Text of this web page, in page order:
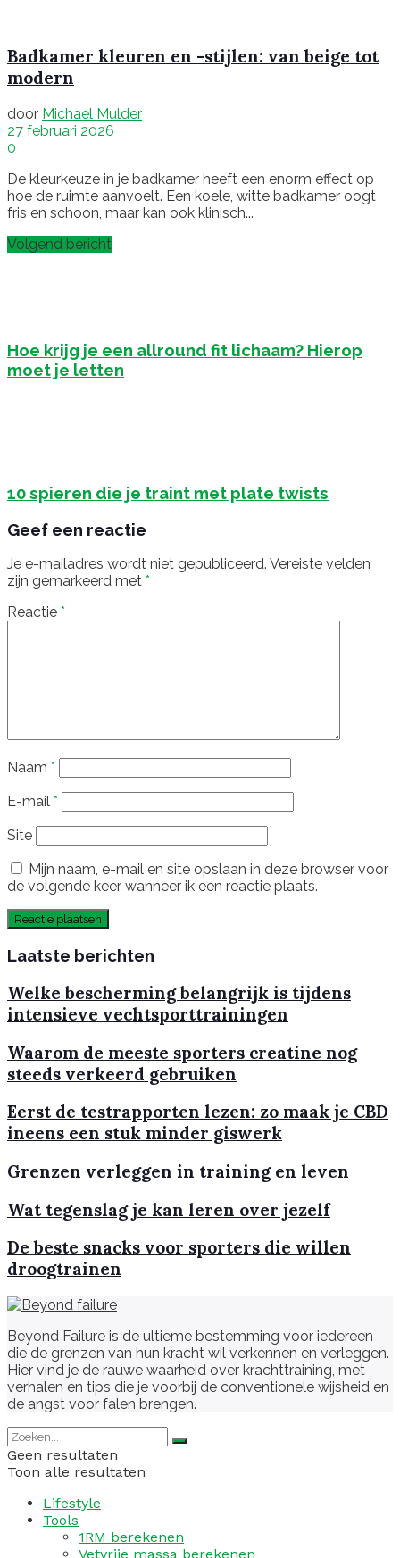
Badkamer kleuren en -stijlen: van beige tot
modern
door Michael Mulder
27 februari 2026
0
De kleurkeuze in je badkamer heeft een enorm effect op
hoe de ruimte aanvoelt. Een koele, witte badkamer oogt
fris en schoon, maar kan ook klinisch...
Volgend bericht
Hoe krijg je een allround fit lichaam? Hierop
moet je letten
10 spieren die je traint met plate twists
Geef een reactie
Je e-mailadres wordt niet gepubliceerd. Vereiste velden
zijn gemarkeerd met *
Reactie *
Naam *
E-mail *
Site
Mijn naam, e-mail en site opslaan in deze browser voor
de volgende keer wanneer ik een reactie plaats.
Laatste berichten
Welke bescherming belangrijk is tijdens
intensieve vechtsporttrainingen
Waarom de meeste sporters creatine nog
steeds verkeerd gebruiken
Eerst de testrapporten lezen: zo maak je CBD
ineens een stuk minder giswerk
Grenzen verleggen in training en leven
Wat tegenslag je kan leren over jezelf
De beste snacks voor sporters die willen
droogtrainen
Beyond Failure is de ultieme bestemming voor iedereen
die de grenzen van hun kracht wil verkennen en verleggen.
Hier vind je de rauwe waarheid over krachttraining, met
verhalen en tips die je voorbij de conventionele wijsheid en
de angst voor falen brengen.
Geen resultaten
Toon alle resultaten
Lifestyle
Tools
1RM berekenen
Vetvrije massa berekenen